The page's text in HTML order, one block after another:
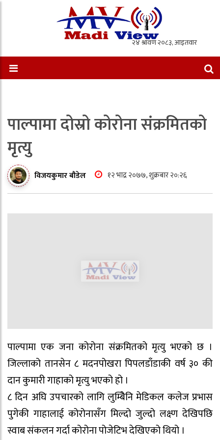
पाल्पामा दोस्रो कोरोना संक्रमितको
मृत्यु
विजयकुमार बौडेल १२ भाद्र २०७७, शुक्रबार २०:२६
पाल्पामा एक जना कोरोना संक्रमितको मृत्यु भएको छ ।
जिल्लाको तानसेन ८ मदनपोखरा पिपलडाँडाकी वर्ष ३० की
दान कुमारी गाहाको मृत्यु भएको हो ।
८ दिन अघि उपचारको लागि लुम्बिेनि मेडिकल कलेज प्रभास
पुगेकी गाहालाई कोरोनासँग मिल्दो जुल्दो लक्ष्ण देखिपछि
स्वाब संकलन गर्दा कोरोना पोजेटिभ देखिएको थियो ।